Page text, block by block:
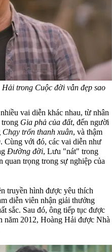
trong Cuộc đời vẫn đẹp sao
vai diễn khác nhau, từ nhân
Gia phả của đất, đến người
Chạy trốn thanh xuân, và thậm
. Cùng với đó, các vai diễn như
Đường đời, Lưu "nát" trong
quan trọng trong sự nghiệp của
truyền hình được yêu thích
diễn viên nhận giải thưởng
sắc. Sau đó, ông tiếp tục được
năm 2012, Hoàng Hải được Nhà